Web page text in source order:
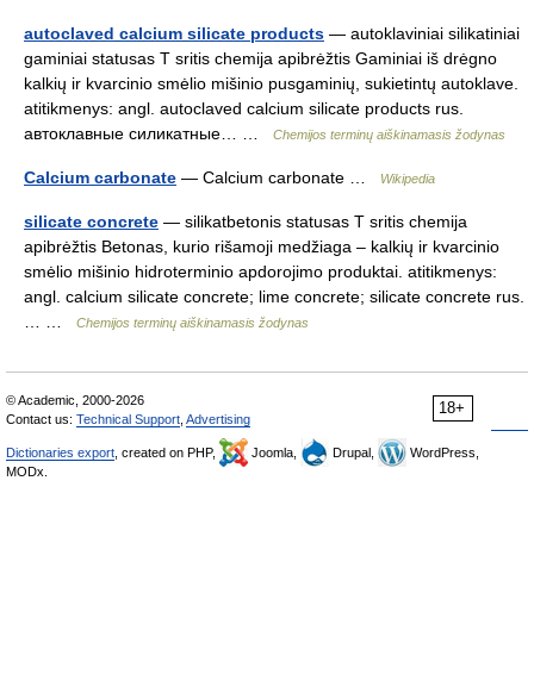
autoclaved calcium silicate products — autoklaviniai silikatiniai
gaminiai statusas T sritis chemija apibrėžtis Gaminiai iš drėgno
kalkių ir kvarcinio smėlio mišinio pusgaminių, sukietintų autoklave.
atitikmenys: angl. autoclaved calcium silicate products rus.
автоклавные силикатные… …
Chemijos terminų aiškinamasis žodynas
Calcium carbonate — Calcium carbonate … Wikipedia
silicate concrete — silikatbetonis statusas T sritis chemija
apibrėžtis Betonas, kurio rišamoji medžiaga – kalkių ir kvarcinio
smėlio mišinio hidroterminio apdorojimo produktai. atitikmenys:
angl. calcium silicate concrete; lime concrete; silicate concrete rus.
Chemijos terminų aiškinamasis žodynas
18+
© Academic, 2000-2026
Contact us: Technical Support Advertising
Dictionaries export , created on PHP, Joomla, Drupal,
WordPress,
MODx.